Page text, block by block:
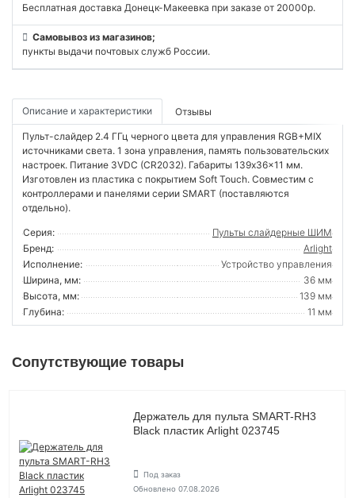
Бесплатная доставка Донецк-Макеевка при заказе от 20000р.
Самовывоз из магазинов;
пункты выдачи почтовых служб России.
Описание и характеристики Отзывы
Пульт-слайдер 2.4 ГГц черного цвета для управления RGB+MIX
источниками света. 1 зона управления, память пользовательских
настроек. Питание 3VDC (CR2032). Габариты 139x36x11 мм.
Изготовлен из пластика с покрытием Soft Touch. Совместим с
контроллерами и панелями серии SMART (поставляются
отдельно).
Серия:
Пульты слайдерные ШИМ
Бренд:
Arlight
Исполнение:
Устройство управления
Ширина, мм:
36 мм
Высота, мм:
139 мм
Глубина:
11 мм
Сопутствующие товары
Держатель для пульта SMART-RH3
Black пластик Arlight 023745
Под заказ
Обновлено 07.08.2026